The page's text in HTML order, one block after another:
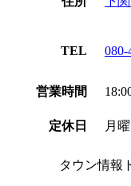
TEL 080-
営業時間
定休日 月曜
タウン情報